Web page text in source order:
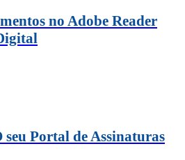
no Adobe Reader
Portal de Assinaturas